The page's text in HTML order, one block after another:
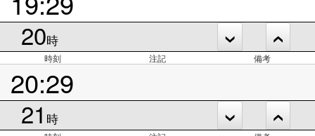
20時
時刻 注記 備考
20:29
21 時